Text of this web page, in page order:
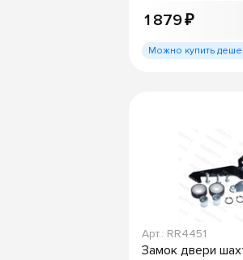
1 879 ₽
Можно купить
Арт.: RR4451
Замок двери